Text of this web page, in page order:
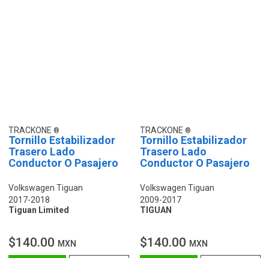
TRACKONE
Tornillo Estabilizador
Trasero Lado
Conductor O Pasajero
Volkswagen Tiguan
2017-2018
Tiguan Limited
$140.00 MXN
TRACKONE
Tornillo Estabilizador
Trasero Lado
Conductor O Pasajero
Volkswagen Tiguan
2009-2017
TIGUAN
$140.00 MXN